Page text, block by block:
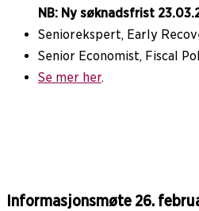
NB: Ny søknadsfrist
Seniorekspert, Early
Senior Economist, Fiscal
Se mer her.
Informasjonsmøte 26.